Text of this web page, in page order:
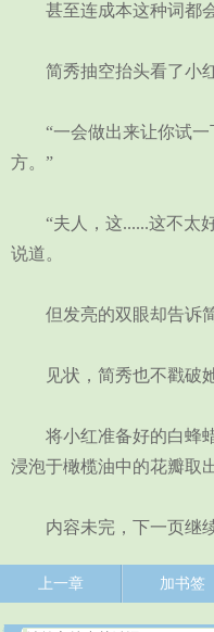
甚至连成本这种词都会
简秀抽空抬头看了小红
“一会做出来让你试一
方。”
“夫人，这......这不太好
说道。
但发亮的双眼却告诉简
见状，简秀也不戳破她
将小红准备好的白蜂蜡
浸泡于橄榄油中的花瓣取
内容未完，下一页继
上一章 加书签